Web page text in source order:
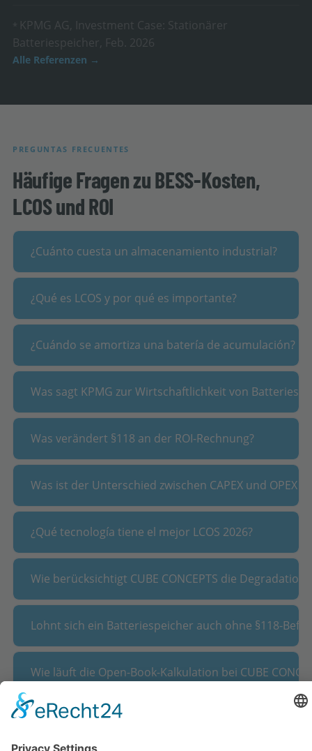
* KPMG AG, Investment Case: Stationärer
Batteriespeicher, Feb. 2026
Alle Referenzen →
PREGUNTAS FRECUENTES
Häufige Fragen zu BESS-Kosten,
LCOS und ROI
¿Cuánto cuesta un almacenamiento industrial?
¿Qué es LCOS y por qué es importante?
¿Cuándo se amortiza una batería de acumulación?
Was sagt KPMG zur Wirtschaftlichkeit von
Was verändert §118 an der ROI-Rechnung?
Was ist der Unterschied zwischen CAPEX und OPEX
¿Qué tecnología tiene el mejor LCOS 2026?
Wie berücksichtigt CUBE CONCEPTS die
Lohnt sich ein Batteriespeicher auch ohne §118-
Wie läuft die Open-Book-Kalkulation bei CUBE